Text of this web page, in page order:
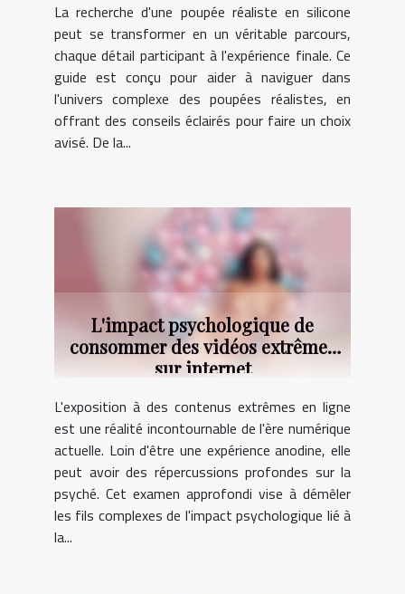
La recherche d'une poupée réaliste en silicone
peut se transformer en un véritable parcours,
chaque détail participant à l'expérience finale. Ce
guide est conçu pour aider à naviguer dans
l'univers complexe des poupées réalistes, en
offrant des conseils éclairés pour faire un choix
avisé. De la...
L'impact psychologique de
consommer des vidéos extrêmes
sur internet
L'exposition à des contenus extrêmes en ligne
est une réalité incontournable de l'ère numérique
actuelle. Loin d'être une expérience anodine, elle
peut avoir des répercussions profondes sur la
psyché. Cet examen approfondi vise à démêler
les fils complexes de l'impact psychologique lié à
la...